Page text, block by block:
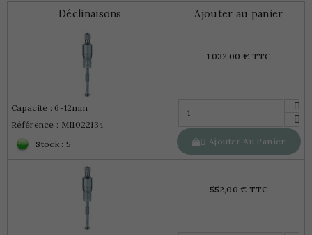
Déclinaisons
Ajouter au panier
Capacité : 6-12mm
Référence : MI1022134
Stock : 5
1 032,00 € TTC
 Ajouter Au Panier
552,00 € TTC